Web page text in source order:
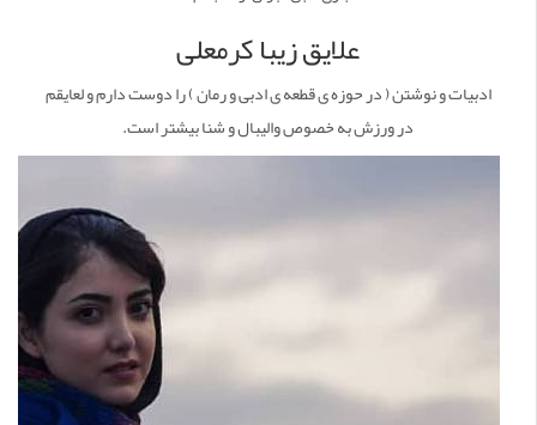
علایق زیبا کرمعلی
ادبیات و نوشتن ( در حوزه ی قطعه ی ادبی و رمان ) را دوست دارم و لعایقم
در ورزش به خصوص والیبال و شنا بیشتر است.